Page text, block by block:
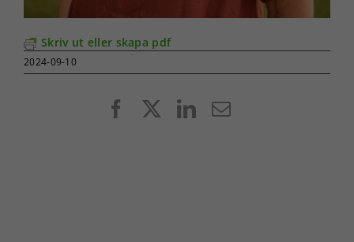
Skriv ut eller skapa pdf
2024-09-10
FacebookLinkedIn
E-